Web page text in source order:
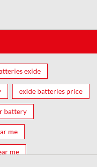
exide
exide batteries price
battery
me
me